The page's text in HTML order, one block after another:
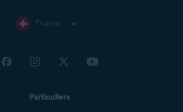
France
Particuliers